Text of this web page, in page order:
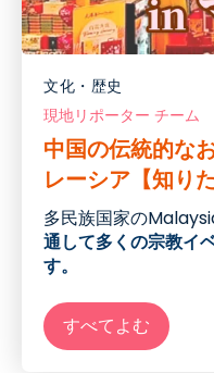
文化・歴史
現地リポーター チーム
中国の伝統的な
レーシア【知り
多民族国家の
通して多くの宗教イ
す。
すべてよむ